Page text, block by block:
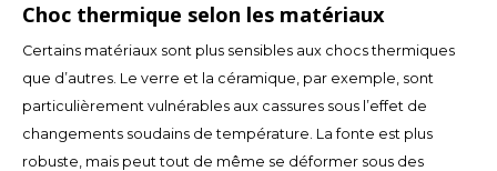
SEK
TWD
UYU
Choc thermique selon les matériaux
Certains matériaux sont plus sensibles aux chocs thermiques
que d’autres. Le verre et la céramique, par exemple, sont
particulièrement vulnérables aux cassures sous l’effet de
changements soudains de température. La fonte est plus
robuste, mais peut tout de même se déformer sous des